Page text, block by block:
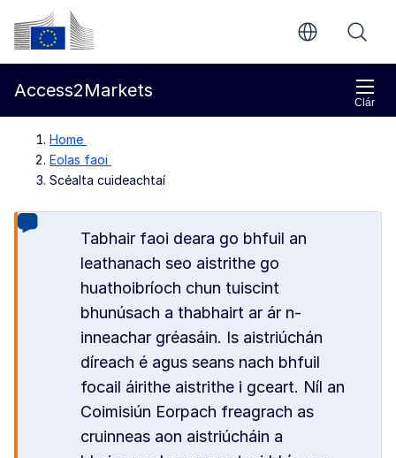
Chuig an bpríomhinneachar
Coimisiún Eorpach
Clár
Access2Markets
Home
Eolas faoi
Scéalta cuideachtaí
Tabhair faoi deara go bhfuil an
leathanach seo aistrithe go
huathoibríoch chun tuiscint
bhunúsach a thabhairt ar ár n-
inneachar gréasáin. Is aistriúchán
díreach é agus seans nach bhfuil
focail áirithe aistrithe i gceart. Níl an
Coimisiún Eorpach freagrach as
cruinneas aon aistriúcháin a